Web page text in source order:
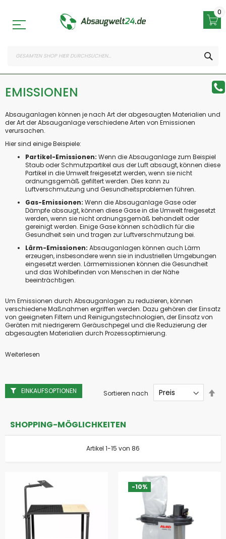
0
EMISSIONEN
Absauganlagen können je nach Art der abgesaugten Materialien und
der Art der Absauganlage verschiedene Arten von Emissionen
verursachen.
Hier sind einige Beispiele:
Partikel-Emissionen: Wenn die Absauganlage zum Beispiel
Staub oder Schmutzpartikel aus der Luft absaugt, können diese
Partikel in die Umwelt freigesetzt werden, wenn sie nicht
ordnungsgemäß gefiltert werden. Dies kann zu
Luftverschmutzung und Gesundheitsproblemen führen.
Gas-Emissionen: Wenn die Absauganlage Gase oder
Dämpfe absaugt, können diese Gase in die Umwelt freigesetzt
werden, wenn sie nicht ordnungsgemäß behandelt oder
gereinigt werden. Einige Gase können schädlich für die
Gesundheit sein und tragen zur Luftverschmutzung bei.
Lärm-Emissionen: Absauganlagen können auch Lärm
erzeugen, insbesondere wenn sie in industriellen Umgebungen
eingesetzt werden. Lärmemissionen können die Gesundheit
und das Wohlbefinden von Menschen in der Nähe
beeinträchtigen.
Um Emissionen durch Absauganlagen zu reduzieren, können
verschiedene Maßnahmen ergriffen werden. Dazu gehören der Einsatz
von geeigneten Filtern und Reinigungstechnologien, der Einsatz von
Geräten mit niedrigerem Geräuschpegel und die Reduzierung der
abgesaugten Materialien durch Prozessoptimierung.
Weiterlesen
Artikel 1-15 von 86
Sortieren nach
-10%
EINKAUFSOPTIONEN
SHOPPING-MÖGLICHKEITEN